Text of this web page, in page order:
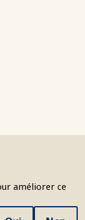
améliorer ce